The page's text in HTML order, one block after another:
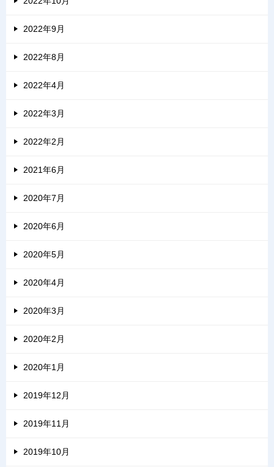
2022年9月
2022年8月
2022年4月
2022年3月
2022年2月
2021年6月
2020年7月
2020年6月
2020年5月
2020年4月
2020年3月
2020年2月
2020年1月
2019年12月
2019年11月
2019年10月